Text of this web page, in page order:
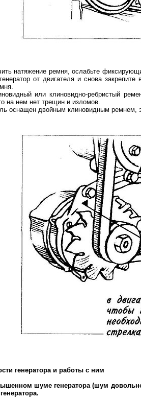
натяжение ремня, ослабьте
от двигателя и снова
или клиновидно-ребристый
на нем нет трещин и изломов.
оснащен двойным клиновидным ремнем,
генератора и работы с ним
шуме генератора (шум